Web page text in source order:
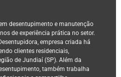
desentupimento e manutenção
de experiência prática no setor.
empresa criada há
clientes residenciais,
de Jundiaí (SP). Além da
também trabalha